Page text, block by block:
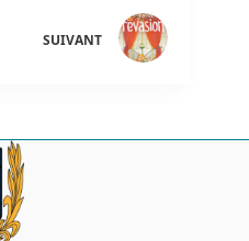
SUIVANT